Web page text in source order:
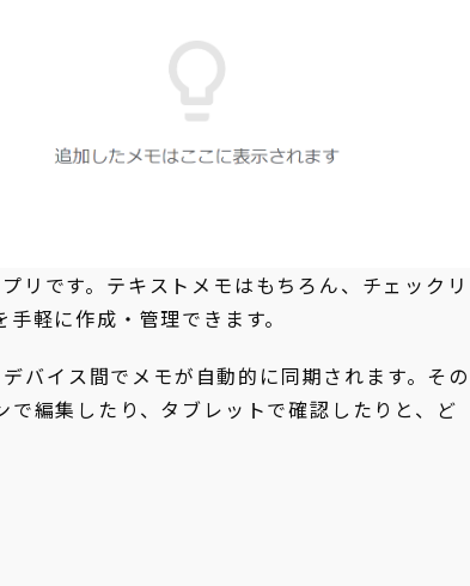
リです。テキストメモはもちろん、チェックリ
軽に作成・管理できます。
バイス間でメモが自動的に同期されます。その
編集したり、タブレットで確認したりと、ど